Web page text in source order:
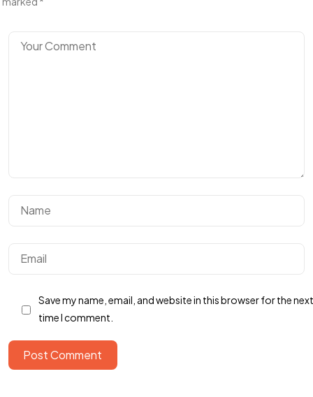
Save my name, email, and website in this browser for the next
time I comment.
Post Comment
Got a
PROJECT
IN MIND?